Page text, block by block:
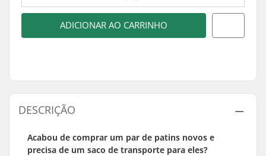
ADICIONAR AO CARRINHO
DESCRIÇÃO
Acabou de comprar um par de patins novos e
precisa de um saco de transporte para eles?